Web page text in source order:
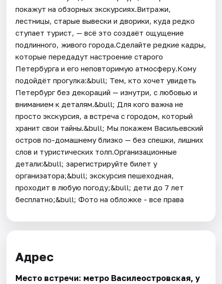
покажут на обзорных экскурсиях.Витражи,
лестницы, старые вывески и дворики, куда редко
ступает турист, — всё это создаёт ощущение
подлинного, живого города.Сделайте редкие кадры,
которые передадут настроение старого
Петербурга и его неповторимую атмосферу.Кому
подойдёт прогулка:&bull; Тем, кто хочет увидеть
Петербург без декораций — изнутри, с любовью и
вниманием к деталям.&bull; Для кого важна не
просто экскурсия, а встреча с городом, который
хранит свои тайны.&bull; Мы покажем Васильевский
остров по-домашнему близко — без спешки, лишних
слов и туристических толп.Организационные
детали:&bull; зарегистрируйте билет у
организатора;&bull; экскурсия пешеходная,
проходит в любую погоду;&bull; дети до 7 лет
бесплатно;&bull; Фото на обложке - все права
Адрес
Место встречи: метро Василеостровская, у